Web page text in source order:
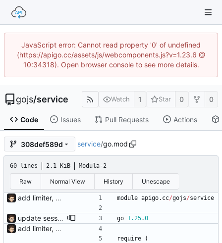
JavaScript error: Cannot read property '0' of undefined
(https://apigo.cc/assets/js/webcomponents.js?v=1.23.6 @
10:34318). Open browser console to see more details.
gojs/service Watch 1 Star 0 0
Code Issues Pull Requests Actions
308def589d service/go.mod
60 lines 2.1 KiB Modula-2
Raw Normal View History Unescape
add limiter, verify, session, websocket ... module apigo. cc/gojs/service
update session.save add response.makeAsync, default use sync mode and not need response.end() go 1.25.0
add limiter, verify, session, websocket ...
require (